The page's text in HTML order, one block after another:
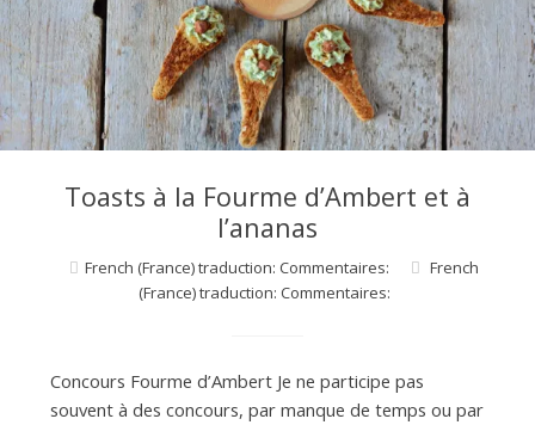
e
d
Toasts à la Fourme d’Ambert et à
l’ananas
French (France) traduction: Commentaires:
French
(France) traduction: Commentaires:
Concours Fourme d’Ambert Je ne participe pas
souvent à des concours, par manque de temps ou par